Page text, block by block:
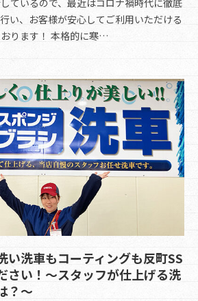
ているので、最近はコロナ禍時代に徹底
い、お客様が安心してご利用いただける
ります！ 本格的に寒…
い洗車もコーティングも反町SS
さい！～スタッフが仕上げる洗
？～